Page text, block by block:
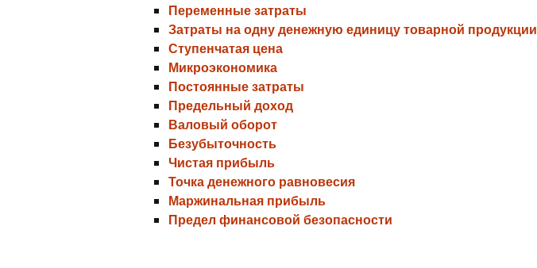
Переменные затраты
Затраты на одну денежную единицу товарной продукции
Ступенчатая цена
Микроэкономика
Постоянные затраты
Предельный доход
Валовый оборот
Безубыточность
Чистая прибыль
Точка денежного равновесия
Маржинальная прибыль
Предел финансовой безопасности